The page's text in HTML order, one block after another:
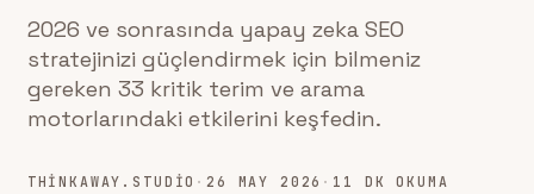
2026 ve sonrasında yapay zeka SEO
stratejinizi güçlendirmek için bilmeniz
gereken 33 kritik terim ve arama
motorlarındaki etkilerini keşfedin.
THINKAWAY.STUDIO ·26 MAY 2026 · 11 DK OKUMA